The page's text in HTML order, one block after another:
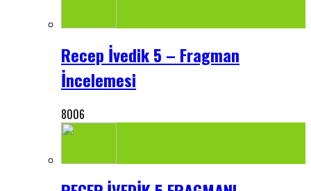
Recep İvedik 5 – Fragman
İncelemesi
8006